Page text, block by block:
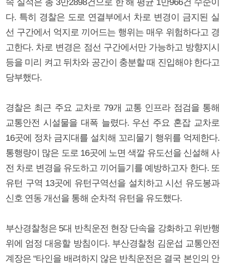
다. 특히 경찰은 도로 연결부에서 차로 변경이 금지된 실
선 구간에서 억지로 끼어드는 행위는 매우 위험하다고 경
고한다. 차로 변경은 점선 구간에서만 가능하고 방향지시
등을 미리 켜고 뒤차와 공간이 충분할 때 진입해야 한다고
당부했다.
경찰은 최근 주요 교차로 79개 교통 인프라 점검을 통해
교통안전 시설물을 대폭 늘렸다. 우선 주요 혼잡 교차로
16곳에 정차 금지대를 설치해 꼬리물기 행위를 억제한다.
통행량이 많은 도로 16곳에 노면 색깔 유도선을 신설해 사
전 차로 변경을 유도하고 끼어들기를 예방하고자 한다. 또
유턴 구역 13곳에 유턴구역선을 설치하고 시선 유도봉과
신호 연동 개선을 통해 순차적 유턴을 유도했다.
부산경찰청은 5대 반칙운전 현장 단속을 강화하고 위반행
위에 엄정 대응할 방침이다. 부산경찰청 김운섭 교통안전
계장은 “타인을 배려하지 않은 반칙운전은 결국 본인의 안